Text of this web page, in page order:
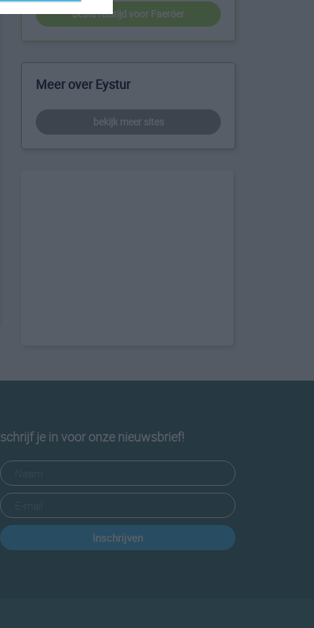
beste reistijd voor Faeröer
Meer over Eystur
bekijk meer sites
schrijf je in voor onze nieuwsbrief!
Inschrijven